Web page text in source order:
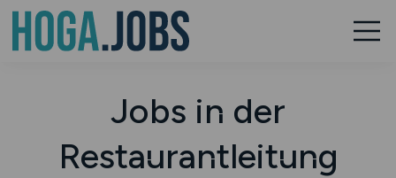
Jobs in der
Restaurantleitung